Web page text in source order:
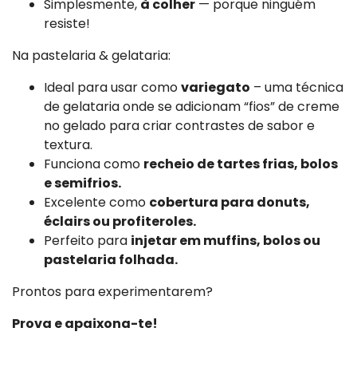
Simplesmente, à colher — porque ninguém
resiste!
Na pastelaria & gelataria:
Ideal para usar comovariegato – uma técnica
de gelataria onde se adicionam “fios” de creme
no gelado para criar contrastes de sabor e
textura.
Funciona como recheio de tartes frias, bolos
e semifrios.
Excelente como cobertura para donuts,
éclairs ou profiteroles.
Perfeito para injetar em muffins, bolos ou
pastelaria folhada.
Prontos para experimentarem?
Prova e apaixona-te!